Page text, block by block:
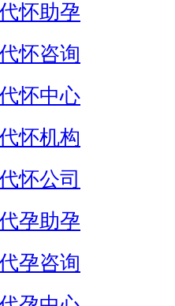
怀助孕
怀咨询
怀中心
怀机构
怀公司
孕助孕
孕咨询